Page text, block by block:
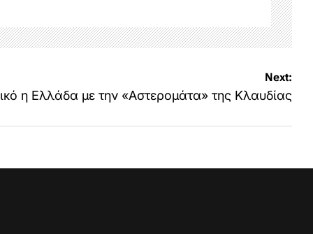
Next:
η Ελλάδα με την «Αστερομάτα» της Κλαυδίας